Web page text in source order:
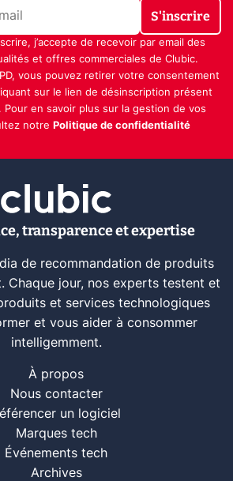
S'inscrire
j’accepte de recevoir par email des
et offres commerciales de Clubic.
vous pouvez retirer votre consentement
sur le lien de désinscription présent
Pour en savoir plus sur la gestion de vos
notre Politique de confidentialité
transparence et expertise
de recommandation de produits
Chaque jour, nos experts testent et
et services technologiques
et vous aider à consommer
intelligemment.
À propos
Nous contacter
un logiciel
Marques tech
Événements tech
Archives